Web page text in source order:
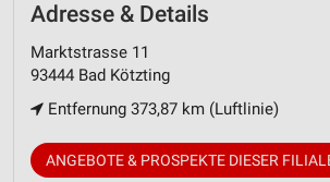
Adresse & Details
Marktstrasse 11
93444 Bad Kötzting
Entfernung 373,87 km (Luftlinie)
ANGEBOTE & PROSPEKTE DIESER